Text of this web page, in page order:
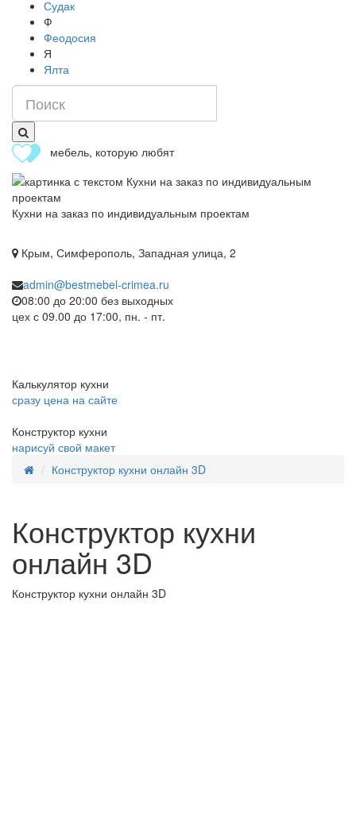
Судак
Ф
Феодосия
Я
Ялта
мебель, которую любят
Кухни на заказ по индивидуальным проектам
Крым, Симферополь, Западная улица, 2
admin@bestmebel-crimea.ru
08:00 до 20:00 без выходных
цех с 09.00 до 17:00, пн. - пт.
Калькулятор кухни
сразу цена на сайте
Конструктор кухни
нарисуй свой макет
Конструктор кухни онлайн 3D
Конструктор кухни
онлайн 3D
Конструктор кухни онлайн 3D